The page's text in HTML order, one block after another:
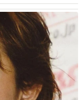
そう、岡山の酒は
高梁の3大河川に恵
のカルスト台地か